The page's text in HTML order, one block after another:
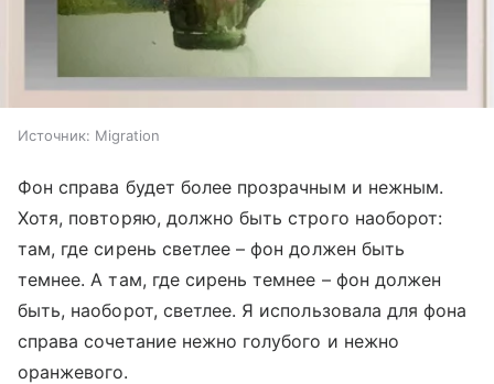
Источник: Migration
Фон справа будет более прозрачным и нежным.
Хотя, повторяю, должно быть строго наоборот:
там, где сирень светлее – фон должен быть
темнее. А там, где сирень темнее – фон должен
быть, наоборот, светлее. Я использовала для фона
справа сочетание нежно голубого и нежно
оранжевого.